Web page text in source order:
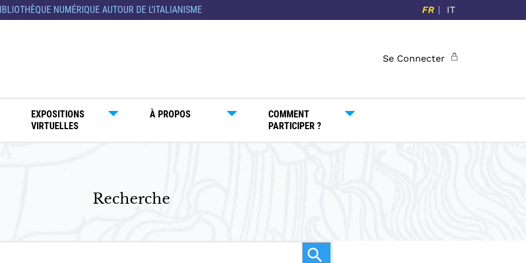
NUMÉRIQUE AUTOUR DE L’ITALIANISME FR IT
Se Connecter
EXPOSITIONS
VIRTUELLES
À PROPOS
COMMENT
PARTICIPER ?
Recherche